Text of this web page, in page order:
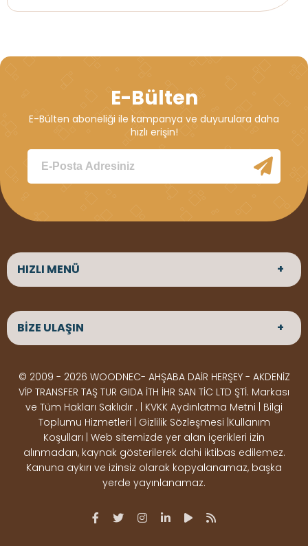
E-Bülten
E-Bülten aboneliği ile kampanya ve duyurulara daha
hızlı erişin!
HIZLI MENÜ
ANASAYFA
HAKKIMIZDA
ÜRÜNLER
Çeşitlerimiz
Çeşitlerimiz
Kereste
Çeşitlerimiz
Ahşap
Pergole
Ürünler
Deck Montaj
Ahşap
Dekorasyon
OSB,
BİZE ULAŞIN
BİZE ULAŞIN
Altınkale mah Osmangazi cad. no 355 Döşemealtı
Antalya
ÇALIŞMA SAATLERİ
Hafta içi : Haftaiçi 09:00 - 18:00
Hafta sonu : Cumartesi 10:00 - 15:00
İLETİŞİM
© 2009 - 2026 WOODNEC- AHŞABA DAİR HERŞEY - AKDENİZ
VİP TRANSFER TAŞ TUR GIDA İTH İHR SAN TİC LTD ŞTİ. Markası
ve Tüm Hakları Saklıdır . | KVKK Aydınlatma Metni | Bilgi
Toplumu Hizmetleri | Gizlilik Sözleşmesi |Kullanım
Koşulları | Web sitemizde yer alan içerikleri izin
alınmadan, kaynak gösterilerek dahi iktibas edilemez.
Kanuna aykırı ve izinsiz olarak kopyalanamaz, başka
yerde yayınlanamaz.